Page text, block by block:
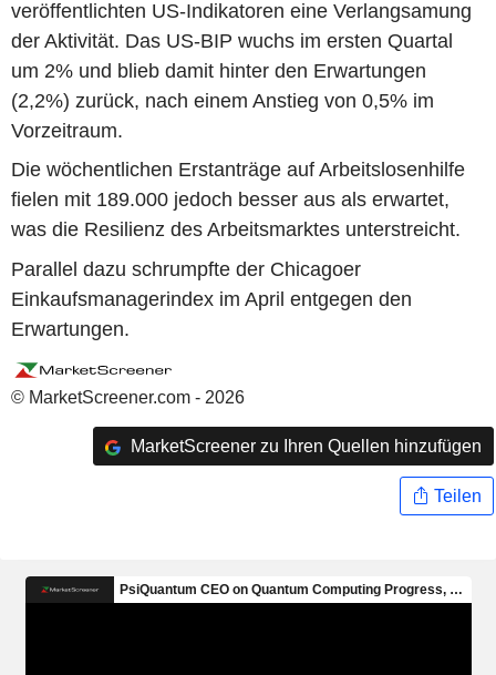
veröffentlichten US-Indikatoren eine Verlangsamung
der Aktivität. Das US-BIP wuchs im ersten Quartal
um 2% und blieb damit hinter den Erwartungen
(2,2%) zurück, nach einem Anstieg von 0,5% im
Vorzeitraum.
Die wöchentlichen Erstanträge auf Arbeitslosenhilfe
fielen mit 189.000 jedoch besser aus als erwartet,
was die Resilienz des Arbeitsmarktes unterstreicht.
Parallel dazu schrumpfte der Chicagoer
Einkaufsmanagerindex im April entgegen den
Erwartungen.
© MarketScreener.com - 2026
MarketScreener zu Ihren Quellen hinzufügen
Teilen